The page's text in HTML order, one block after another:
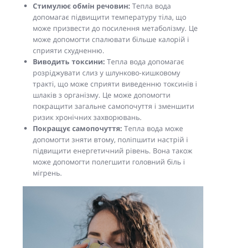
Стимулює обмін речовин: Тепла вода
допомагає підвищити температуру тіла, що
може призвести до посилення метаболізму. Це
може допомогти спалювати більше калорій і
сприяти схудненню.
Виводить токсини: Тепла вода допомагає
розріджувати слиз у шлунково-кишковому
тракті, що може сприяти виведенню токсинів і
шлаків з організму. Це може допомогти
покращити загальне самопочуття і зменшити
ризик хронічних захворювань.
Покращує самопочуття: Тепла вода може
допомогти зняти втому, поліпшити настрій і
підвищити енергетичний рівень. Вона також
може допомогти полегшити головний біль і
мігрень.